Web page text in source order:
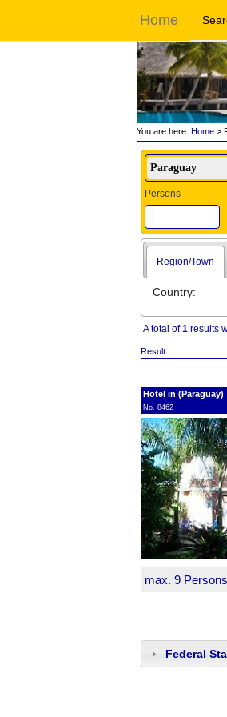
Home
You are here: Home>
Persons
Region/Town
Country:
A total of1results
Result:
Hotel in (Paraguay)
No. 8462
max. 9 Persons
Federal